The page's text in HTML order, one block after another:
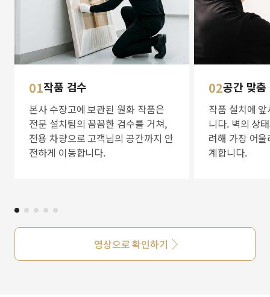
01작품 검수
본사 수장고에 보관된 원화 작품은
전문 설치팀의 꼼꼼한 검수를 거쳐,
전용 차량으로 고객님의 공간까지 안
전하게 이동합니다.
02공간 맞
작품 설치에
니다. 벽의 상
려해 가장 어
계합니다.
영상으로 확인하기